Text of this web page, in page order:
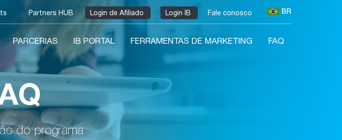
Partners HUB Login de Afiliado Login IB Fale conosco BR
PARCERIAS IB PORTAL FERRAMENTAS DE MARKETING FAQ
do programa